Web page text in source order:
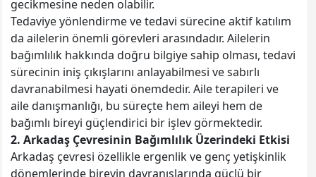
gecikmesine neden olabilir.
Tedaviye yönlendirme ve tedavi sürecine aktif katılım
da ailelerin önemli görevleri arasındadır. Ailelerin
bağımlılık hakkında doğru bilgiye sahip olması, tedavi
sürecinin iniş çıkışlarını anlayabilmesi ve sabırlı
davranabilmesi hayati önemdedir. Aile terapileri ve
aile danışmanlığı, bu süreçte hem aileyi hem de
bağımlı bireyi güçlendirici bir işlev görmektedir.
2. Arkadaş Çevresinin Bağımlılık Üzerindeki Etkisi
Arkadaş çevresi özellikle ergenlik ve genç yetişkinlik
dönemlerinde bireyin davranışlarında güçlü bir